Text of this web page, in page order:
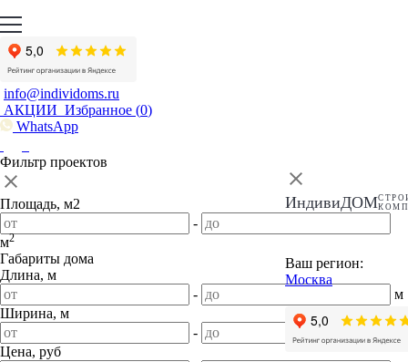
info@individoms.ru
АКЦИИ Избранное (0)
WhatsApp
ИндивиДОМ
Ваш регион:
Москва
Фильтр проектов
Площадь, м2
-
м2
Габариты дома
Длина, м
-
м
Ширина, м
-
Цена, руб